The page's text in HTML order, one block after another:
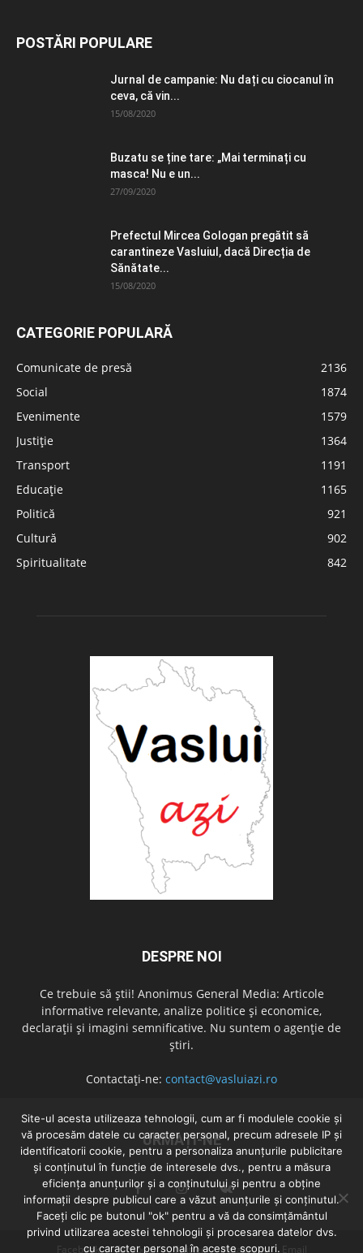
POSTĂRI POPULARE
Jurnal de campanie: Nu dați cu ciocanul în
ceva, că vin...
15/08/2020
Buzatu se ține tare: „Mai terminați cu
masca! Nu e un...
27/09/2020
Prefectul Mircea Gologan pregătit să
carantineze Vasluiul, dacă Direcția de
Sănătate...
15/08/2020
CATEGORIE POPULARĂ
Comunicate de presă
2136
Social
1874
Evenimente
1579
Justiție
1364
Transport
1191
Educație
1165
Politică
921
Cultură
902
Spiritualitate
842
DESPRE NOI
Ce trebuie să știi! Anonimus General Media: Articole
informative relevante, analize politice și economice,
declarații și imagini semnificative. Nu suntem o agenție de
știri.
Contactați-ne: contact@vasluiazi.ro
URMAȚI-NE
Facebook Facebook Twitter Instagram Email
Site-ul acesta utilizeaza tehnologii, cum ar fi modulele cookie și
vă procesăm datele cu caracter personal, precum adresele IP și
identificatorii cookie, pentru a personaliza anunțurile publicitare
și conținutul în funcție de interesele dvs., pentru a măsura
eficiența anunțurilor și a conținutului și pentru a obține
informații despre publicul care a văzut anunțurile și conținutul.
Faceți clic pe butonul "ok" pentru a vă da consimțământul
privind utilizarea acestei tehnologii și procesarea datelor dvs.
cu caracter personal în aceste scopuri.